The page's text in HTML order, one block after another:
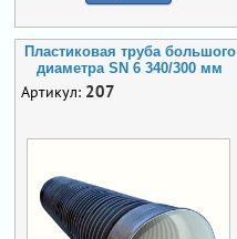
Пластиковая труба большого
диаметра SN 6 340/300 мм
Артикул: 207